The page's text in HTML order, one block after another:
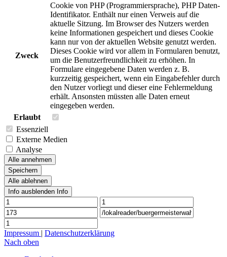
Zweck
Cookie von PHP (Programmiersprache), PHP Daten-
Identifikator. Enthält nur einen Verweis auf die
aktuelle Sitzung. Im Browser des Nutzers werden
keine Informationen gespeichert und dieses Cookie
kann nur von der aktuellen Website genutzt werden.
Dieses Cookie wird vor allem in Formularen benutzt,
um die Benutzerfreundlichkeit zu erhöhen. In
Formulare eingegebene Daten werden z. B.
kurzzeitig gespeichert, wenn ein Eingabefehler durch
den Nutzer vorliegt und dieser eine Fehlermeldung
erhält. Ansonsten müssten alle Daten erneut
eingegeben werden.
Erlaubt
Essenziell
Externe Medien
Analyse
Alle annehmen
Speichern
Alle ablehnen
Info ausblenden Info
Impressum | Datenschutzerklärung
Nach oben